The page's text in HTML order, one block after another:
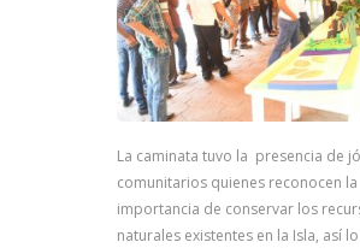
La caminata tuvo la presencia de
comunitarios quienes reconocen la
importancia de conservar los
naturales existentes en la Isla, así lo